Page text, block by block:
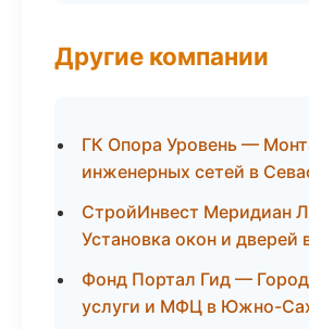
Другие компании
ГК Опора Уровень —
инженерных сетей в
СтройИнвест Меридиан
Установка окон и дверей
Фонд Портал Гид —
услуги и МФЦ в Южно-